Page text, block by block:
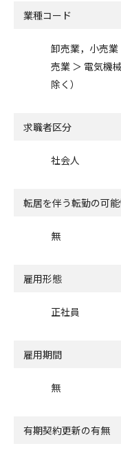
業種コード
卸売業，小売
売業 ＞ 電気機
除く）
求職者区分
社会人
転居を伴う転勤の可
無
雇用形態
正社員
雇用期間
無
有期契約更新の有無